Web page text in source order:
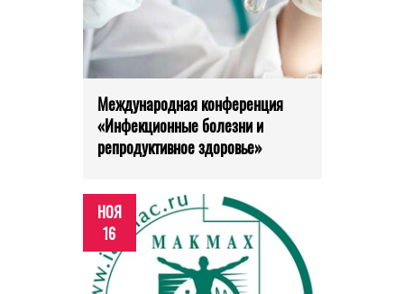
Международная конференция
«Инфекционные болезни и
репродуктивное здоровье»
НОЯ
16